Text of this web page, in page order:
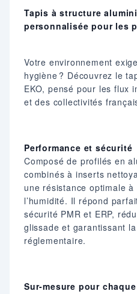
Tapis à structure
personnalisée pour les
Votre environnement
hygiène ? Découvrez le
EKO, pensé pour les flux
et des collectivités
Performance et sécurité
Composé de profilés en
combinés à inserts
une résistance optimale à
l’humidité. Il répond
sécurité PMR et ERP,
glissade et garantissant
réglementaire.
Sur‑mesure pour